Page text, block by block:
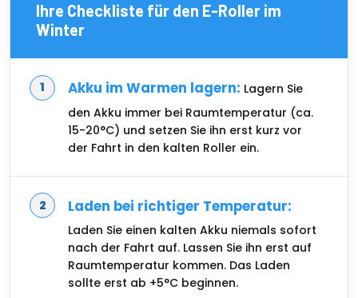
Ihre Checkliste für den E-Roller im
Winter
Akku im Warmen lagern: Lagern Sie
den Akku immer bei Raumtemperatur (ca.
15-20°C) und setzen Sie ihn erst kurz vor
der Fahrt in den kalten Roller ein.
Laden bei richtiger Temperatur:
Laden Sie einen kalten Akku niemals sofort
nach der Fahrt auf. Lassen Sie ihn erst auf
Raumtemperatur kommen. Das Laden
sollte erst ab +5°C beginnen.